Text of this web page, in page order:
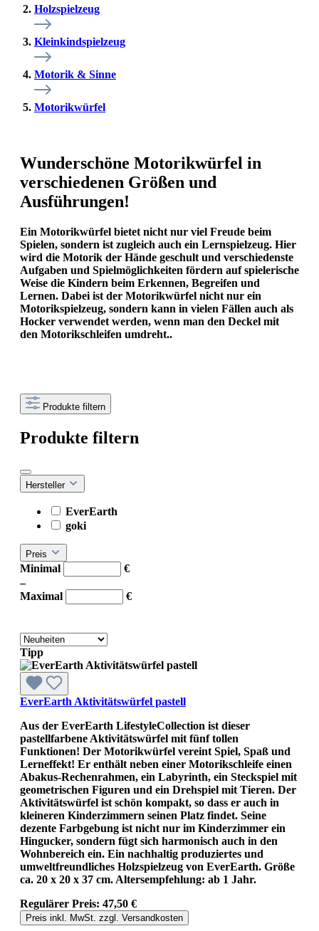
Holzspielzeug
Kleinkindspielzeug
Motorik & Sinne
Motorikwürfel
Wunderschöne Motorikwürfel in
verschiedenen Größen und
Ausführungen!
Ein Motorikwürfel bietet nicht nur viel Freude beim
Spielen, sondern ist zugleich auch ein Lernspielzeug. Hier
wird die Motorik der Hände geschult und verschiedenste
Aufgaben und Spielmöglichkeiten fördern auf spielerische
Weise die Kindern beim Erkennen, Begreifen und
Lernen. Dabei ist der Motorikwürfel nicht nur ein
Motorikspielzeug, sondern kann in vielen Fällen auch als
Hocker verwendet werden, wenn man den Deckel mit
den Motorikschleifen umdreht..
Produkte filtern
Produkte filtern
Hersteller
EverEarth
goki
Preis
Minimal
€
–
Maximal
€
Tipp
EverEarth Aktivitätswürfel pastell
Aus der EverEarth LifestyleCollection ist dieser
pastellfarbene Aktivitätswürfel mit fünf tollen
Funktionen! Der Motorikwürfel vereint Spiel, Spaß und
Lerneffekt! Er enthält neben einer Motorikschleife einen
Abakus-Rechenrahmen, ein Labyrinth, ein Steckspiel mit
geometrischen Figuren und ein Drehspiel mit Tieren. Der
Aktivitätswürfel ist schön kompakt, so dass er auch in
kleineren Kinderzimmern seinen Platz findet. Seine
dezente Farbgebung ist nicht nur im Kinderzimmer ein
Hingucker, sondern fügt sich harmonisch auch in den
Wohnbereich ein. Ein nachhaltig produziertes und
umweltfreundliches Holzspielzeug von EverEarth. Größe
ca. 20 x 20 x 37 cm. Altersempfehlung: ab 1 Jahr.
Regulärer Preis: 47,50 €
Preis inkl. MwSt. zzgl. Versandkosten